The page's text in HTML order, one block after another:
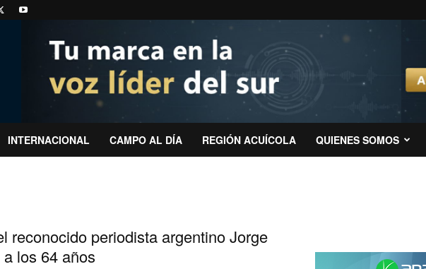
INTERNACIONAL CAMPO AL DÍA REGIÓN ACUÍCOLA QUIENES SOMOS
reconocido periodista argentino Jorge
los 64 años